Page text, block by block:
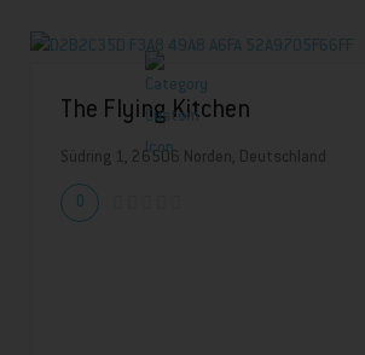
The Flying Kitchen
Südring 1, 26506 Norden, Deutschland
0